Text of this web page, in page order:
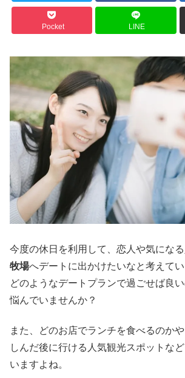
Pocket LINE
今度の休日を利用して、恋人や気にな
牧場へデートに出かけたいなと考えてい
どのようなデートプランで過ごせば良
悩んでいませんか？
また、どのお店でランチを食べるのか
しんだ後に行ける人気観光スポットな
いますよね。